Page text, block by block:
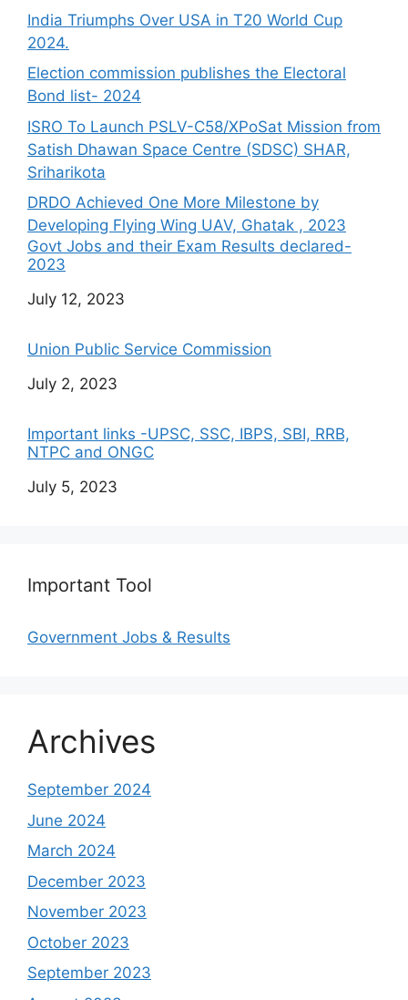
India Triumphs Over USA in T20 World Cup
2024.
Election commission publishes the Electoral
Bond list- 2024
ISRO To Launch PSLV-C58/XPoSat Mission from
Satish Dhawan Space Centre (SDSC) SHAR,
Sriharikota
DRDO Achieved One More Milestone by
Developing Flying Wing UAV, Ghatak , 2023
Govt Jobs and their Exam Results declared-
2023
Date
July 12, 2023
Union Public Service Commission
Date
July 2, 2023
Important links -UPSC, SSC, IBPS, SBI, RRB,
NTPC and ONGC
Date
July 5, 2023
Important Tool
Government Jobs & Results
Archives
September 2024
June 2024
March 2024
December 2023
November 2023
October 2023
September 2023